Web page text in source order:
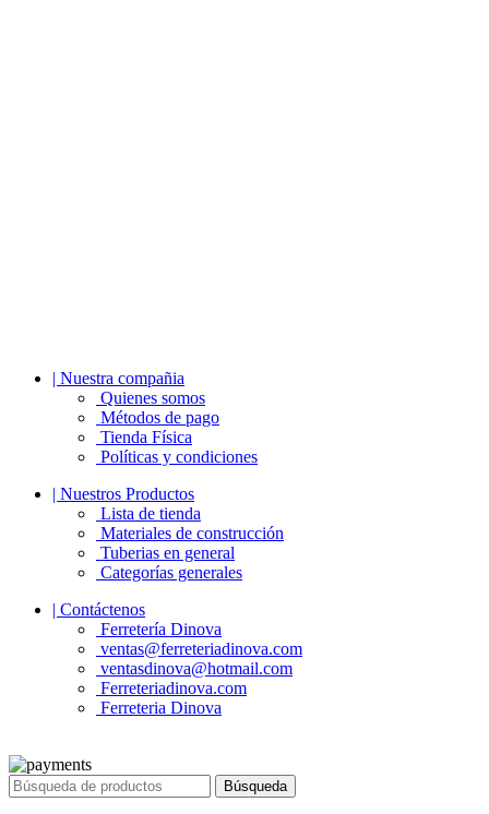
| Nuestra compañia
Quienes somos
Métodos de pago
Tienda Física
Políticas y condiciones
| Nuestros Productos
Lista de tienda
Materiales de construcción
Tuberias en general
Categorías generales
| Contáctenos
Ferretería Dinova
ventas@ferreteriadinova.com
ventasdinova@hotmail.com
Ferreteriadinova.com
Ferreteria Dinova
Búsqueda